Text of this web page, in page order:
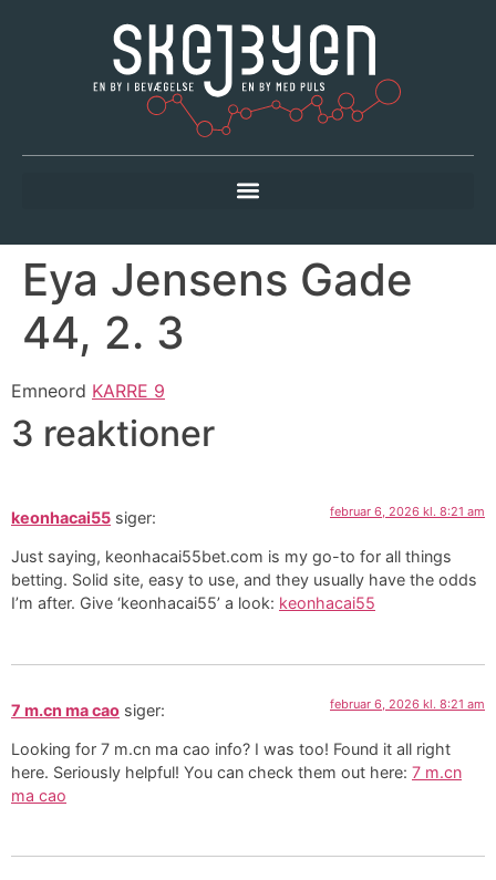
Eya Jensens Gade
44, 2. 3
Emneord KARRE 9
3 reaktioner
keonhacai55 siger: februar 6, 2026 kl. 8:21 am
Just saying, keonhacai55bet.com is my go-to for all things
betting. Solid site, easy to use, and they usually have the odds
I’m after. Give ‘keonhacai55’ a look: keonhacai55
7 m.cn ma cao siger: februar 6, 2026 kl. 8:21 am
Looking for 7 m.cn ma cao info? I was too! Found it all right
here. Seriously helpful! You can check them out here: 7 m.cn
ma cao